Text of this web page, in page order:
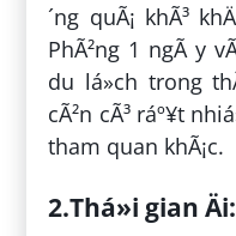
´ng quÃ¡ khÃ³
PhÃ²ng 1 ngÃ y
du lá»ch trong
cÃ²n cÃ³ ráº¥t
tham quan khÃ¡c.
2.Thá»i gian Äi: